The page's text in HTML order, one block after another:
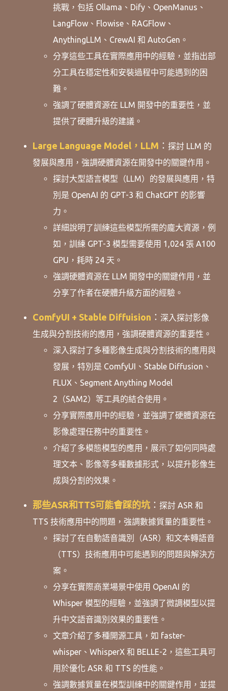
挑戰，包括 Ollama、Dify、OpenManus、
LangFlow、Flowise、RAGFlow、
AnythingLLM、CrewAI 和 AutoGen。
分享這些工具在實際應用中的經驗，並指出部
分工具在穩定性和安裝過程中可能遇到的困
難。
強調了硬體資源在 LLM 開發中的重要性，並
提供了硬體升級的建議。
Large Language Model，LLM ： 探討 LLM 的
發展與應用，強調硬體資源在開發中的關鍵作用。
探討大型語言模型（LLM）的發展與應用，特
別是 OpenAI 的 GPT-3 和 ChatGPT 的影響
力。
詳細說明了訓練這些模型所需的龐大資源，例
如，訓練 GPT-3 模型需要使用 1,024 張 A100
GPU，耗時 24 天。
強調硬體資源在 LLM 開發中的關鍵作用，並
分享了作者在硬體升級方面的經驗。
ComfyUI + Stable Diffuision ： 深入探討影像
生成與分割技術的應用，強調硬體資源的重要性。
深入探討了多種影像生成與分割技術的應用與
發展，特別是 ComfyUI、Stable Diffusion、
FLUX、Segment Anything Model
2（SAM2）等工具的結合使用。
分享實際應用中的經驗，並強調了硬體資源在
影像處理任務中的重要性。
介紹了多模態模型的應用，展示了如何同時處
理文本、影像等多種數據形式，以提升影像生
成與分割的效果。
那些ASR和TTS可能會踩的坑 ： 探討 ASR 和
TTS 技術應用中的問題，強調數據質量的重要性。
探討了在自動語音識別（ASR）和文本轉語音
（TTS）技術應用中可能遇到的問題與解決方
案。
分享在實際商業場景中使用 OpenAI 的
Whisper 模型的經驗，並強調了微調模型以提
升中文語音識別效果的重要性。
文章介紹了多種開源工具，如 faster-
whisper、WhisperX 和 BELLE-2，這些工具可
用於優化 ASR 和 TTS 的性能。
強調數據質量在模型訓練中的關鍵作用，並提